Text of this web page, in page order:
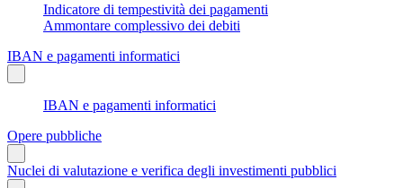
Indicatore di tempestività dei pagamenti
Ammontare complessivo dei debiti
IBAN e pagamenti informatici
IBAN e pagamenti informatici
Opere pubbliche
Nuclei di valutazione e verifica degli investimenti pubblici